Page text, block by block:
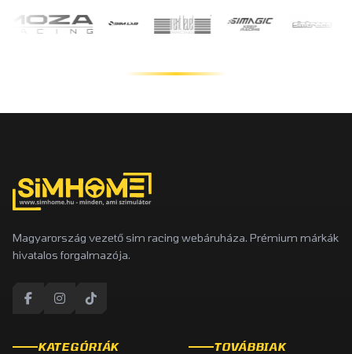
Magyarország vezető sim racing webáruháza. Prémium márkák
hivatalos forgalmazója.
KATEGÓRIÁK TOVÁBBIAK